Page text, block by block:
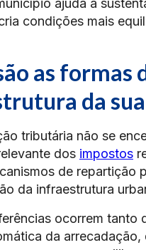
ajuda a
condições mais
as formas
da
tributária não se
dos impostos
de repartição
da infraestrutura
ocorrem
da